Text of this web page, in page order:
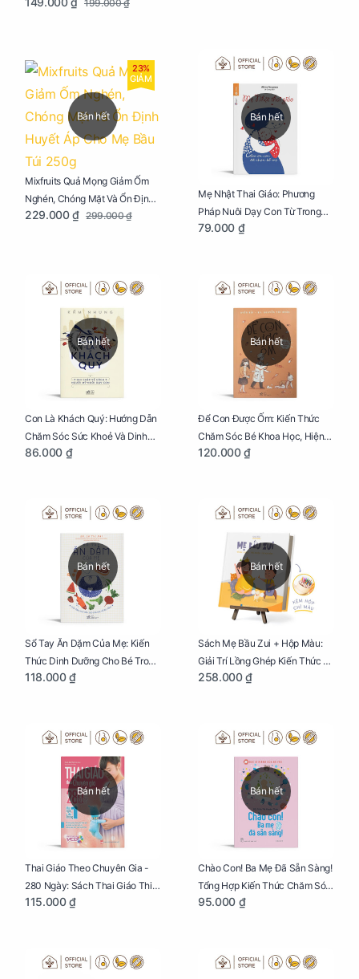
Mẹ Bầu Túi 250g199.000 ₫
Bán hết
23%
GIẢM
Mixfruits Quả Mọng Giảm Ốm
Nghén, Chóng Mặt Và Ổn Định
Huyết Áp Cho Mẹ Bầu Túi 250g
229.000 ₫ 299.000 ₫
Bán hết
Mẹ Nhật Thai Giáo: Phương
Pháp Nuôi Dạy Con Từ Trong
Bụng Mẹ
79.000 ₫
Bán hết
Con Là Khách Quý: Hướng Dẫn
Chăm Sóc Sức Khoẻ Và Dinh
Dưỡng Cho Bé
86.000 ₫
Bán hết
Để Con Được Ốm: Kiến Thức
Chăm Sóc Bé Khoa Học, Hiện
Đại
120.000 ₫
Bán hết
Sổ Tay Ăn Dặm Của Mẹ: Kiến
Thức Dinh Dưỡng Cho Bé Trong
Tuổi Ăn Dặm
118.000 ₫
Bán hết
Sách Mẹ Bầu Zui + Hộp Màu:
Giải Trí Lồng Ghép Kiến Thức Và
Lời Khuyên Mang Thai Bổ Ích
258.000 ₫
Bán hết
Thai Giáo Theo Chuyên Gia -
280 Ngày: Sách Thai Giáo Thiết
Thực Nhất Cho Mẹ Bầu
115.000 ₫
Bán hết
Chào Con! Ba Mẹ Đã Sẵn Sàng!
Tổng Hợp Kiến Thức Chăm Sóc
Trẻ Sơ Sinh
95.000 ₫